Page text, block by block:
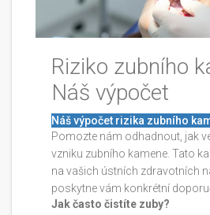
Riziko zubního
Náš výpočet
Náš výpočet rizika zubního
Pomozte nám odhadnout, jak
vzniku zubního kamene. Tato
na vašich ústních zdravotních
poskytne vám konkrétní
Jak často čistíte zuby?